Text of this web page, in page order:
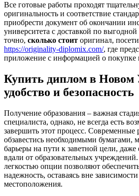
Все готовые работы проходят
оригинальность и соответствие
приобрести документ об окончании
университета с доставкой по
точно, сколько стоит оригинал,
https://originality-diplomix.com/, где
приложение с информацией о покупке
Купить диплом в Новом
удобство и безопасность
Получение образования – важная
специалиста, однако, не всегда есть
завершить этот процесс. Современные
обзавестись необходимыми бумагами,
барьеры на пути к заветной цели, даже
вдали от образовательных
легкостью опции позволяют
надежность, оставаясь вне
местоположения.